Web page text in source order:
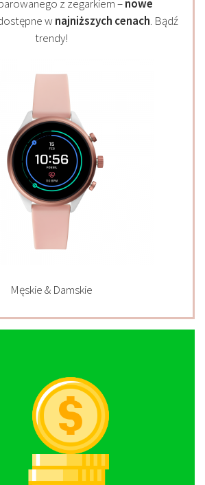
z zegarkiem –nowe
w najniższych cenach. Bądź
trendy!
Męskie & Damskie